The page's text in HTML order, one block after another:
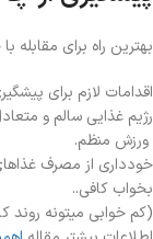
بهترین راه برای مقابله
اقدامات لازم برای
رژیم غذایی سالم و
ورزش منظم.
خودداری از مصرف
بخواب کافی..
(کم خوابی میتونه روند